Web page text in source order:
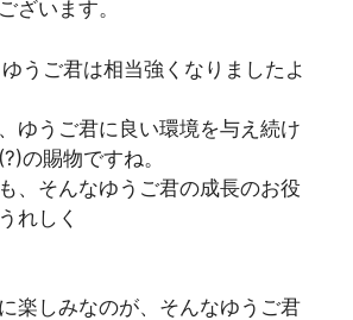
ざいます。
うご君は相当強くなりましたよ
ゆうご君に良い環境を与え続け
の賜物ですね。
、そんなゆうご君の成長のお役
れしく
楽しみなのが、そんなゆうご君